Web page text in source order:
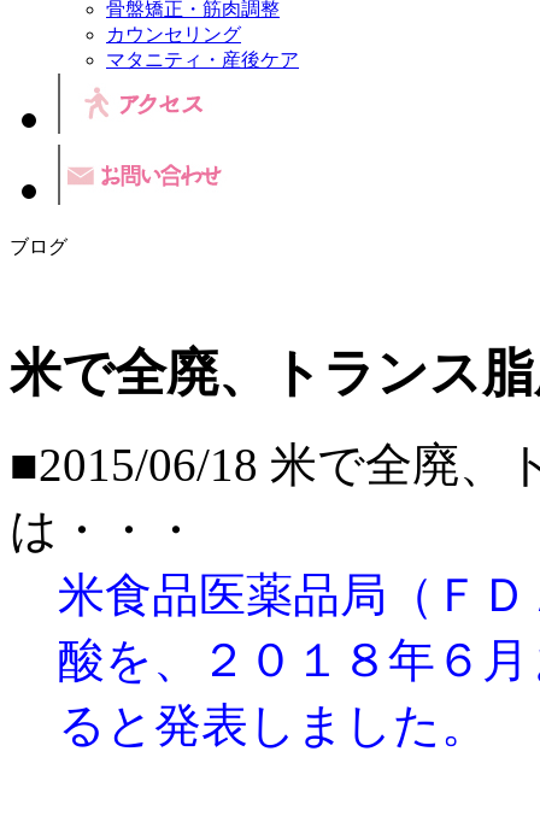
骨盤矯正・筋肉調整
カウンセリング
マタニティ・産後ケア
ブログ
米で全廃、トランス
■2015/06/18 米で全廃、
は・・・
米食品医薬品局（Ｆ
酸を、２０１８年６
ると発表しました。